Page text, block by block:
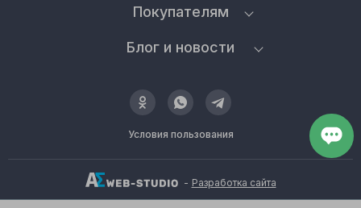
Условия пользования
Покупателям
Блог и новости
- Разработка сайта